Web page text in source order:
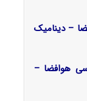
– دینامیک
هوافضا –